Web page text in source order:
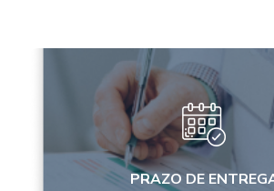
PRAZO DE